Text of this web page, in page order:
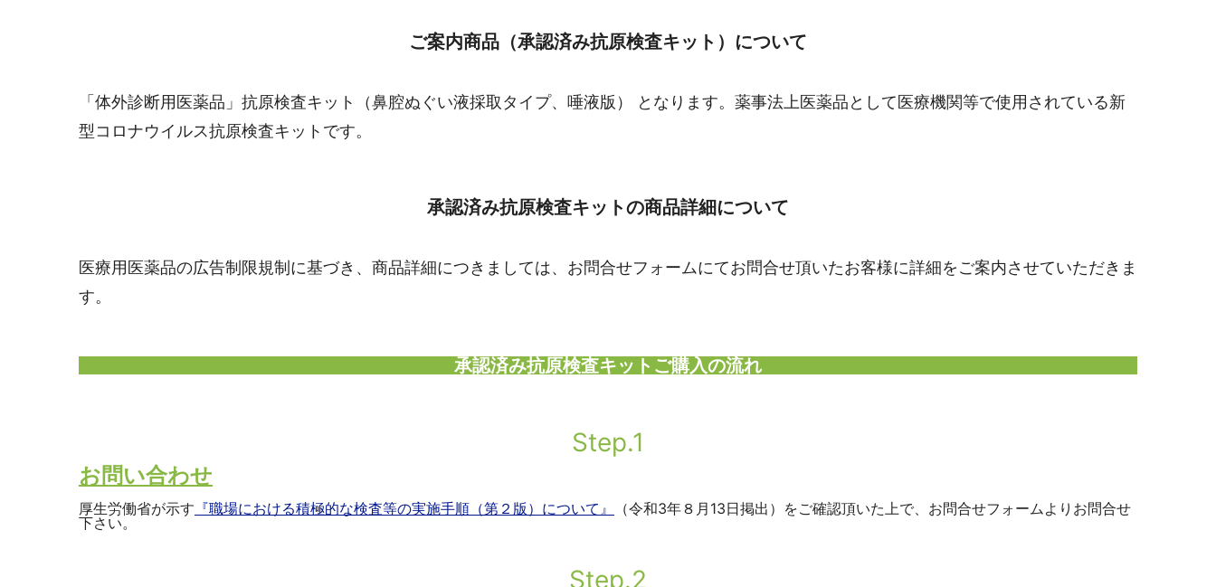
ご案内商品（承認済み抗原検査キット）について
「体外診断用医薬品」抗原検査キット（鼻腔ぬぐい液採取タイプ、唾液版） となります。薬事法上医薬品として医療機関等で使用されている新
型コロナウイルス抗原検査キットです。
承認済み抗原検査キットの商品詳細について
医療用医薬品の広告制限規制に基づき、商品詳細につきましては、お問合せフォームにてお問合せ頂いたお客様に詳細をご案内させていただきま
す。
承認済み抗原検査キットご購入の流れ
Step.1
お問い合わせ
厚生労働省が示す 『職場における積極的な検査等の実施手順（第２版）について』
（令和3年８月13日掲出）をご確認頂いた上で、お問合せフォームよりお問合せ
下さい。
Step.2